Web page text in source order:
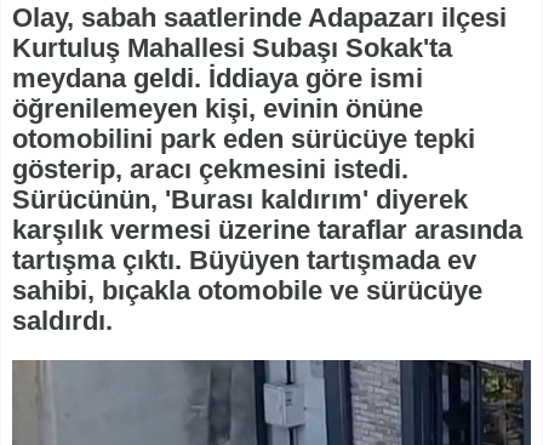
Olay, sabah saatlerinde Adapazarı ilçesi
Kurtuluş Mahallesi Subaşı Sokak'ta
meydana geldi. İddiaya göre ismi
öğrenilemeyen kişi, evinin önüne
otomobilini park eden sürücüye tepki
gösterip, aracı çekmesini istedi.
Sürücünün, 'Burası kaldırım' diyerek
karşılık vermesi üzerine taraflar arasında
tartışma çıktı. Büyüyen tartışmada ev
sahibi, bıçakla otomobile ve sürücüye
saldırdı.